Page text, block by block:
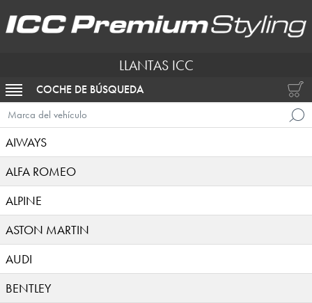
LLANTAS ICC
ACTIVAR NAVEGACIÓN
COCHE DE BÚSQUEDA
Marca del vehículo
AIWAYS
ALFA ROMEO
ALPINE
ASTON MARTIN
AUDI
BENTLEY